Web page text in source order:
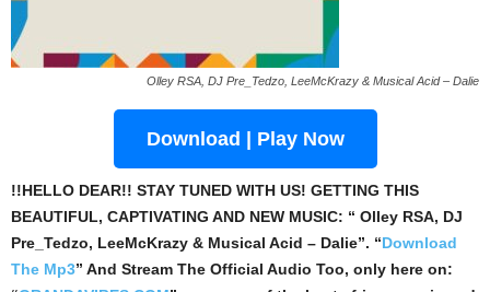
Olley RSA, DJ Pre_Tedzo, LeeMcKrazy & Musical Acid – Dalie
Download | Play Now
!!HELLO DEAR!! STAY TUNED WITH US! GETTING THIS
BEAUTIFUL, CAPTIVATING AND NEW MUSIC: “ Olley RSA, DJ
Pre_Tedzo, LeeMcKrazy & Musical Acid – Dalie”. “Download
The Mp3” And Stream The Official Audio Too, only here on: